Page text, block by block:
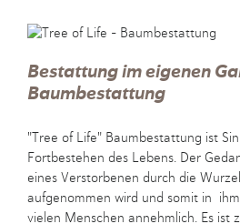
regeln
Bestattung im eigenen
Baumbestattung
"Tree of Life" Baumbestattung ist
Fortbestehen des Lebens. Der
eines Verstorbenen durch die
aufgenommen wird und somit in
vielen Menschen annehmlich. Es ist